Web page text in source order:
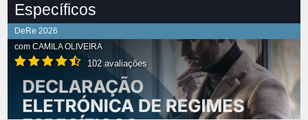
Específicos
DeRe 2026
com CAMILA OLIVEIRA
102 avaliações